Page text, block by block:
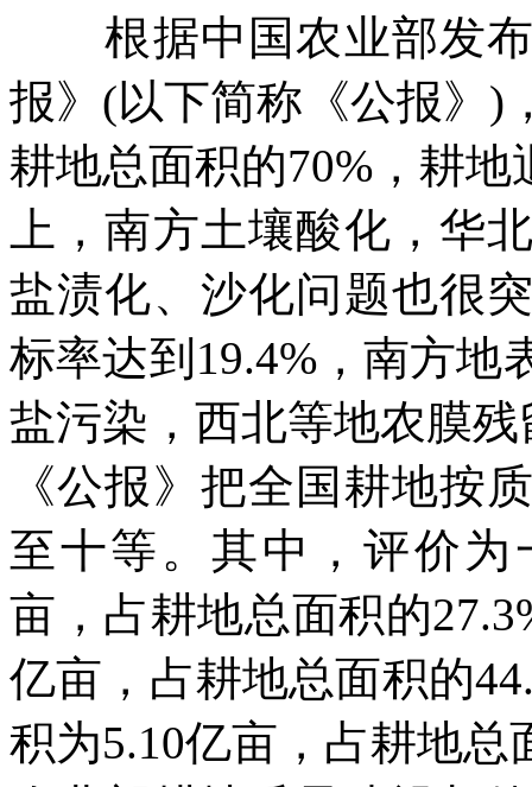
根据中国农业部发布
报》 (以下简称《公报》 )
耕地总面积的70% ，耕
上，南方土壤酸化，华
盐渍化、沙化问题也很
标率达到 19.4%，南方地
盐污染，西北等地农膜
《公报》把全国耕地按
至十等。其中，评价
亩，占耕地总面积的
亿亩，占耕地总面积的
积为5.10亿亩，占耕地总